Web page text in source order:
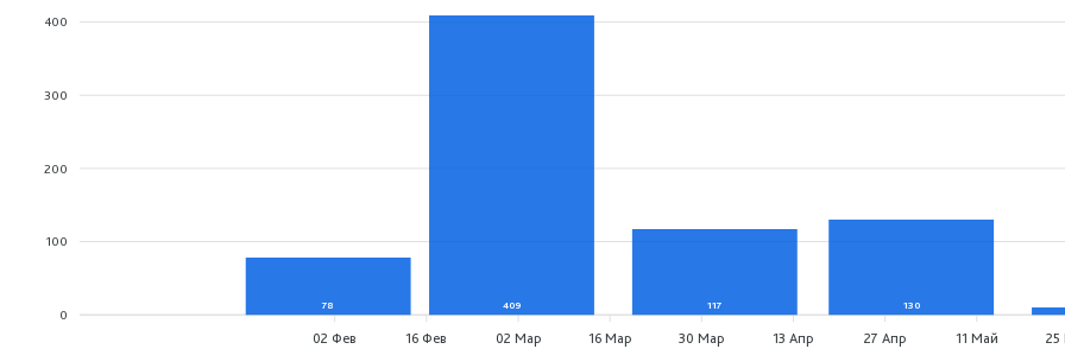
400
300
200
100
0
78 409 117 130
02 Фев 16 Фев 02 Мар 16 Мар 30 Мар 13 Апр 27 Апр 11 Май 25